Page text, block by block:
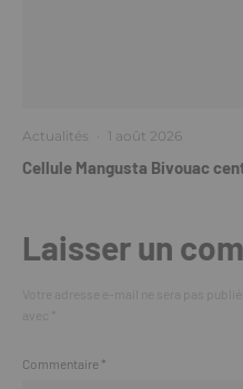
Actualités · 1 août 2026
Cellule Mangusta Bivouac
Laisser un
Commentaire *